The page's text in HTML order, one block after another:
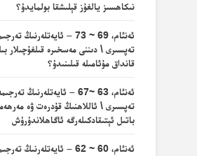
نىكاھسىز يالغۇز قېلىشقا بولمايدۇ؟
ئەنئام، 69 ~ 73 – ئايەتلەرنىڭ
تەپسىرى \ دىننى مەسخىرە قىلغۇچىلار
قانداق مۇئامىلە قىلىنىدۇ؟
ئەنئام، 63 ~67 – ئايەتلەرنىڭ
تەپسىرى \ ئاللاھنىڭ قۇدرەت ۋە
باتىل ئېتىقادكىلەرگە ئاگاھلاندۇرۇش
ئەنئام، 60 ~ 62 – ئايەتلەرنىڭ